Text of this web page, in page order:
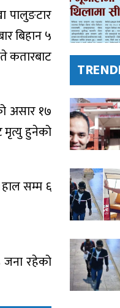
पालुङटार
बिहान ५
कतारबाट
असार १७
मृत्यु हुनेको
सम्म ६
रहेको